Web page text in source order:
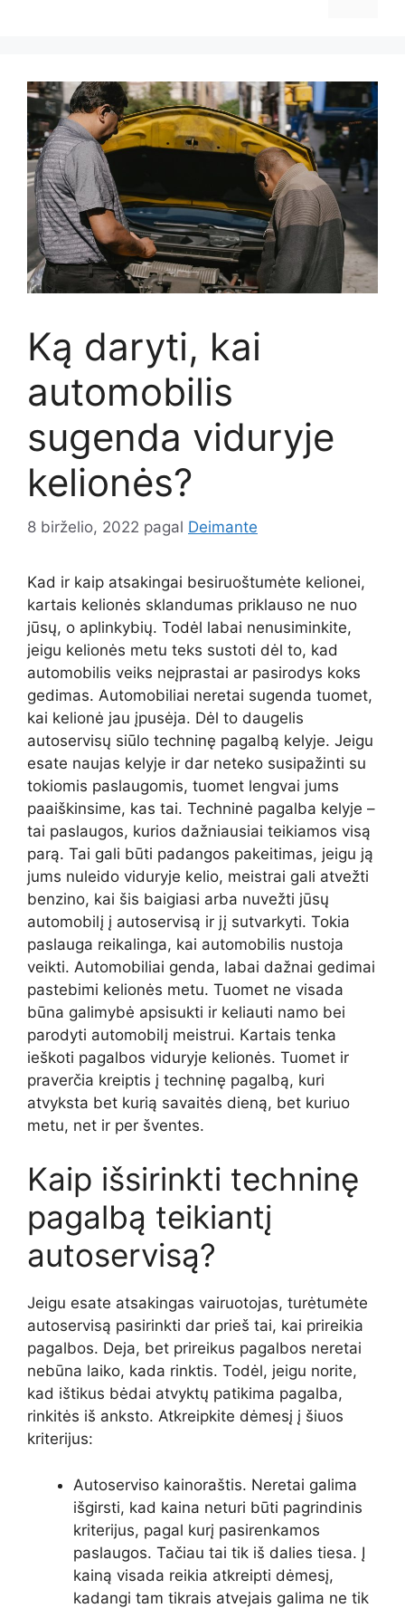
Ką daryti, kai
automobilis
sugenda viduryje
kelionės?
8 birželio, 2022 pagal Deimante
Kad ir kaip atsakingai besiruoštumėte kelionei,
kartais kelionės sklandumas priklauso ne nuo
jūsų, o aplinkybių. Todėl labai nenusiminkite,
jeigu kelionės metu teks sustoti dėl to, kad
automobilis veiks neįprastai ar pasirodys koks
gedimas. Automobiliai neretai sugenda tuomet,
kai kelionė jau įpusėja. Dėl to daugelis
autoservisų siūlo techninę pagalbą kelyje. Jeigu
esate naujas kelyje ir dar neteko susipažinti su
tokiomis paslaugomis, tuomet lengvai jums
paaiškinsime, kas tai. Techninė pagalba kelyje –
tai paslaugos, kurios dažniausiai teikiamos visą
parą. Tai gali būti padangos pakeitimas, jeigu ją
jums nuleido viduryje kelio, meistrai gali atvežti
benzino, kai šis baigiasi arba nuvežti jūsų
automobilį į autoservisą ir jį sutvarkyti. Tokia
paslauga reikalinga, kai automobilis nustoja
veikti. Automobiliai genda, labai dažnai gedimai
pastebimi kelionės metu. Tuomet ne visada
būna galimybė apsisukti ir keliauti namo bei
parodyti automobilį meistrui. Kartais tenka
ieškoti pagalbos viduryje kelionės. Tuomet ir
praverčia kreiptis į techninę pagalbą, kuri
atvyksta bet kurią savaitės dieną, bet kuriuo
metu, net ir per šventes.
Kaip išsirinkti techninę
pagalbą teikiantį
autoservisą?
Jeigu esate atsakingas vairuotojas, turėtumėte
autoservisą pasirinkti dar prieš tai, kai prireikia
pagalbos. Deja, bet prireikus pagalbos neretai
nebūna laiko, kada rinktis. Todėl, jeigu norite,
kad ištikus bėdai atvyktų patikima pagalba,
rinkitės iš anksto. Atkreipkite dėmesį į šiuos
kriterijus:
Autoserviso kainoraštis. Neretai galima
išgirsti, kad kaina neturi būti pagrindinis
kriterijus, pagal kurį pasirenkamos
paslaugos. Tačiau tai tik iš dalies tiesa. Į
kainą visada reikia atkreipti dėmesį,
kadangi tam tikrais atvejais galima ne tik